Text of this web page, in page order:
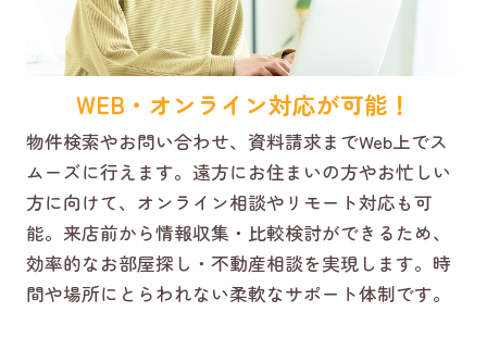
WEB・オンライン対応が可能！
物件検索やお問い合わせ、資料請求までWeb上でス
ムーズに行えます。遠方にお住まいの方やお忙しい
方に向けて、オンライン相談やリモート対応も可
能。来店前から情報収集・比較検討ができるため、
効率的なお部屋探し・不動産相談を実現します。時
間や場所にとらわれない柔軟なサポート体制です。